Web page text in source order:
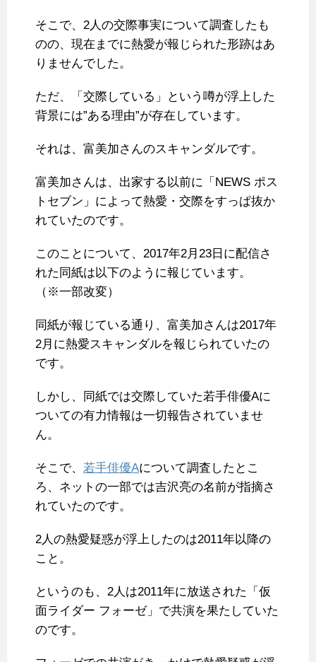
そこで、2人の交際事実について調査したも
のの、現在までに熱愛が報じられた形跡はあ
りませんでした。
ただ、「交際している」という噂が浮上した
背景には”ある理由”が存在しています。
それは、富美加さんのスキャンダルです。
富美加さんは、出家する以前に「NEWS ポス
トセブン」によって熱愛・交際をすっぱ抜か
れていたのです。
このことについて、2017年2月23日に配信さ
れた同紙は以下のように報じています。
（※一部改変）
同紙が報じている通り、富美加さんは2017年
2月に熱愛スキャンダルを報じられていたの
です。
しかし、同紙では交際していた若手俳優Aに
ついての有力情報は一切報告されていませ
ん。
そこで、 若手俳優Aについて調査したとこ
ろ、ネットの一部では吉沢亮の名前が指摘さ
れていたのです。
2人の熱愛疑惑が浮上したのは2011年以降の
こと。
というのも、2人は2011年に放送された「仮
面ライダー フォーゼ」で共演を果たしていた
のです。